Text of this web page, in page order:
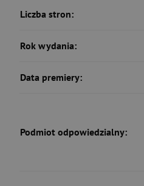
Liczba stron:
Rok wydania:
Data premiery:
Podmiot odpowiedzialny: